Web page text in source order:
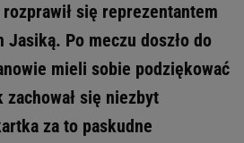
się reprezentantem
Jasiką. Po meczu doszło do
mieli sobie podziękować
się niezbyt
za to paskudne